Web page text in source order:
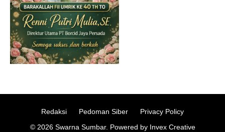
Redaksi Pedoman Siber
Privacy Policy
© 2026 Swarna Sumbar. Powered by Invex Creative